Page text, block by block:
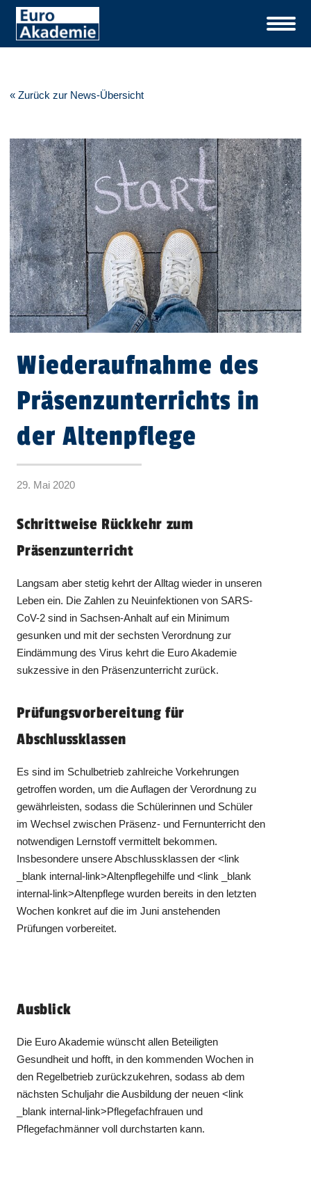
« Zurück zur News-Übersicht
Wiederaufnahme des
Präsenzunterrichts in
der Altenpflege
29. Mai 2020
Schrittweise Rückkehr zum
Präsenzunterricht
Langsam aber stetig kehrt der Alltag wieder in unseren
Leben ein. Die Zahlen zu Neuinfektionen von SARS-
CoV-2 sind in Sachsen-Anhalt auf ein Minimum
gesunken und mit der sechsten Verordnung zur
Eindämmung des Virus kehrt die Euro Akademie
sukzessive in den Präsenzunterricht zurück.
Prüfungsvorbereitung für
Abschlussklassen
Es sind im Schulbetrieb zahlreiche Vorkehrungen
getroffen worden, um die Auflagen der Verordnung zu
gewährleisten, sodass die Schülerinnen und Schüler
im Wechsel zwischen Präsenz- und Fernunterricht den
notwendigen Lernstoff vermittelt bekommen.
Insbesondere unsere Abschlussklassen der <link
_blank internal-link>Altenpflegehilfe und <link _blank
internal-link>Altenpflege wurden bereits in den letzten
Wochen konkret auf die im Juni anstehenden
Prüfungen vorbereitet.
Ausblick
Die Euro Akademie wünscht allen Beteiligten
Gesundheit und hofft, in den kommenden Wochen in
den Regelbetrieb zurückzukehren, sodass ab dem
nächsten Schuljahr die Ausbildung der neuen <link
_blank internal-link>Pflegefachfrauen und
Pflegefachmänner voll durchstarten kann.